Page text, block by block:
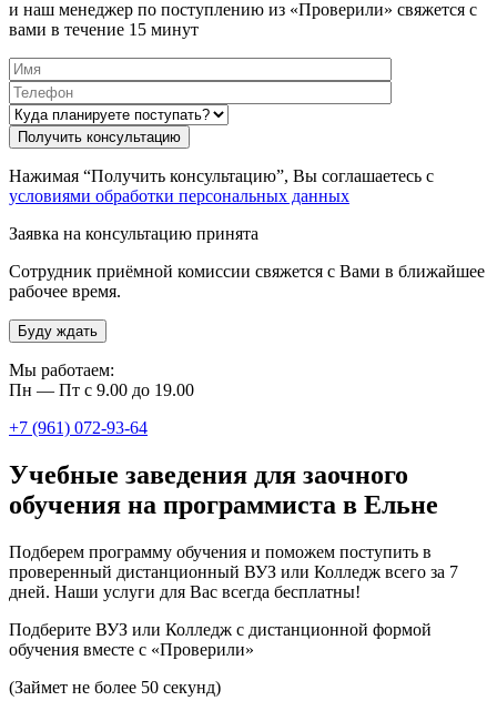
и наш менеджер по поступлению из «Проверили» свяжется с
вами в течение 15 минут
Нажимая “Получить консультацию”, Вы соглашаетесь с
условиями обработки персональных данных
Заявка на консультацию принята
Сотрудник приёмной комиссии свяжется с Вами в ближайшее
рабочее время.
Буду ждать
Мы работаем:
Пн — Пт с 9.00 до 19.00
+7 (961) 072-93-64
Учебные заведения для заочного
обучения на программиста в Ельне
Подберем программу обучения и поможем поступить в
проверенный дистанционный ВУЗ или Колледж всего за 7
дней. Наши услуги для Вас всегда бесплатны!
Подберите ВУЗ или Колледж с дистанционной формой
обучения вместе с «Проверили»
(Займет не более 50 секунд)